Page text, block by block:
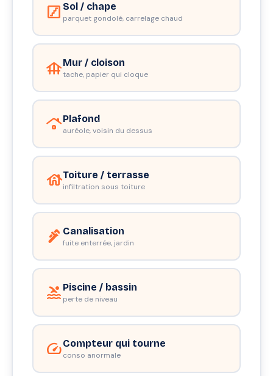
stairs Sol / chape
parquet gondolé, carrelage chaud
foundationMur / cloison
tache, papier qui cloque
roofingPlafond
auréole, voisin du dessus
houseToiture / terrasse
infiltration sous toiture
plumbing Canalisation
fuite enterrée, jardin
pool Piscine / bassin
perte de niveau
speedCompteur qui tourne
conso anormale